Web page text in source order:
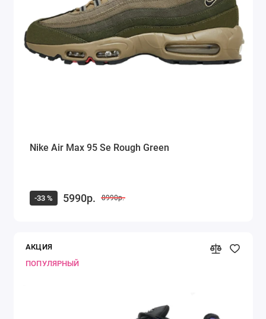
Nike Air Max 95 Se Rough Green
-33 % 5990р. 8990р.
АКЦИЯ
ПОПУЛЯРНЫЙ